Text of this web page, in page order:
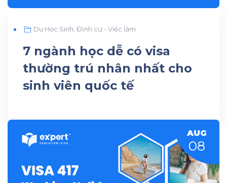
Du Học Sinh ,Định cư - Việc làm
7 ngành học dễ có visa
thường trú nhân nhất cho
sinh viên quốc tế
AUG
08